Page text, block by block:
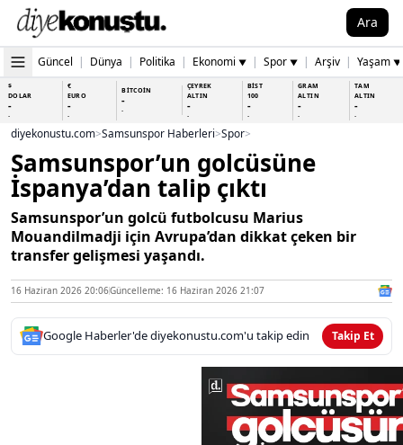
Ara
Güncel | Dünya | Politika | Ekonomi ▼ | Spor ▼ | Arşiv | Yaşam ▼
$
DOLAR
-
-
€
EURO
-
-
BİTCOİN
-
-
ÇEYREK
ALTIN
-
-
BİST
100
-
-
GRAM
ALTIN
-
-
TAM
ALTIN
-
-
diyekonustu.com>Samsunspor Haberleri>Spor>
Samsunspor’un golcüsüne
İspanya’dan talip çıktı
Samsunspor’un golcü futbolcusu Marius
Mouandilmadji için Avrupa’dan dikkat çeken bir
transfer gelişmesi yaşandı.
16 Haziran 2026 20:06Güncelleme: 16 Haziran 2026 21:07
Google Haberler'de diyekonustu.com'u takip edin Takip Et